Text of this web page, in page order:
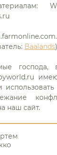
Baalands)
господа,
использовать
наш сайт.